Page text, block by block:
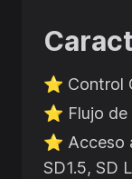
⭐️ Control
⭐️ Flujo
⭐️ Acceso
SD1.5, SD